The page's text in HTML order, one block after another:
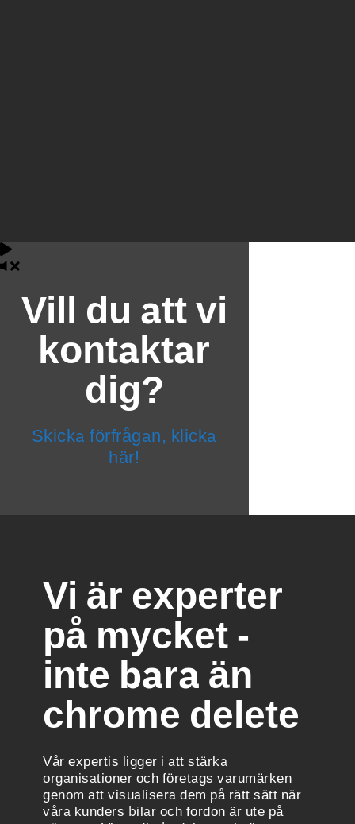
Vill du att vi
kontaktar
dig?
Skicka förfrågan, klicka
här!
Vi är experter
på mycket -
inte bara än
chrome delete
Vår expertis ligger i att stärka
organisationer och företags varumärken
genom att visualisera dem på rätt sätt när
våra kunders bilar och fordon är ute på